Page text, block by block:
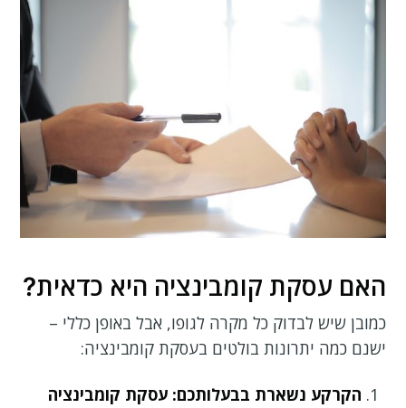
האם עסקת קומבינציה היא כדאית?
כמובן שיש לבדוק כל מקרה לגופו, אבל באופן כללי –
ישנם כמה יתרונות בולטים בעסקת קומבינציה:
הקרקע נשארת בבעלותכם: עסקת קומבינציה